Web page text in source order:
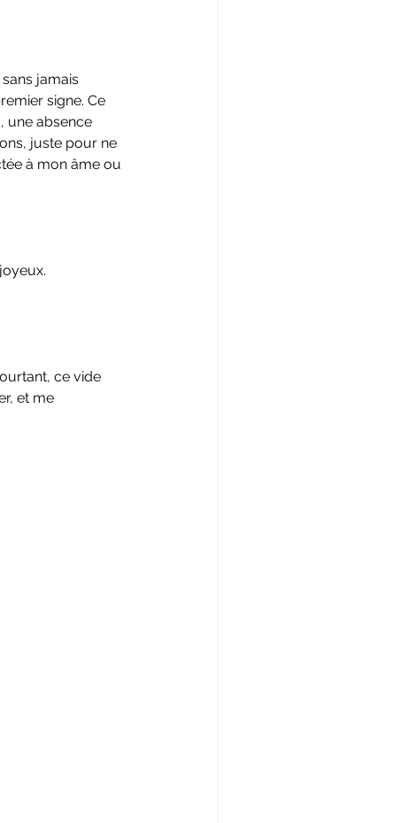
jamais
signe. Ce
une absence
juste pour ne
à mon âme ou
ce vide
et me